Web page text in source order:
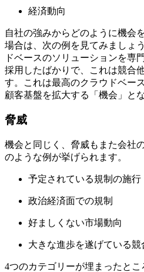
経済動向
自社の強みからどのように機会
場合は、次の例を見てみましょ
ドベースのソリューションを専
採用したばかりで、これは競合
す。これは最高のクラウドベー
顧客基盤を拡大する「機会」と
脅威
機会と同じく、脅威もまた会社
のような例が挙げられます。
予定されている規制の施行
政治経済面での規制
好ましくない市場動向
大きな進歩を遂げている競
4つのカテゴリーが埋まったと